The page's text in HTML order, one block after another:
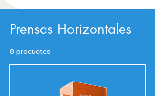
Prensas Horizontales
8 productos